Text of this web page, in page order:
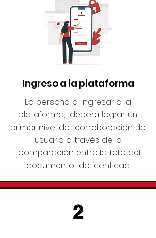
Ingreso a la plataforma
La persona al ingresar a la
plataforma, deberá lograr un
primer nivel de corroboración de
usuario a través de la
comparación entre la foto del
documento de identidad.
2